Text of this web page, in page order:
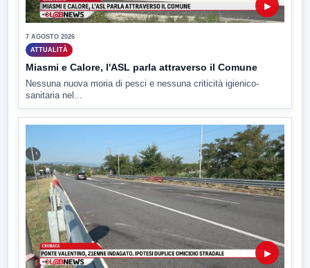
▶
7 AGOSTO 2026
ATTUALITÀ
Miasmi e Calore, l'ASL parla attraverso il Comune
Nessuna nuova moria di pesci e nessuna criticità igienico-
sanitaria nel...
▶